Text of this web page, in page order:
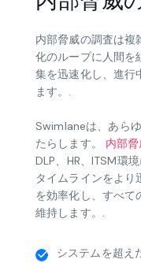
内部脅威
内部脅威の調査は複
化のループに人間を
ます。.
Swimlaneは、あら
たらします。内部脅
DLP、HR、ITSM環
タイムラインをより